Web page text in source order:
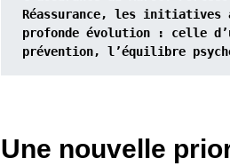
Réassurance, les initiatives
profonde évolution : celle
prévention, l’équilibre
Une nouvelle